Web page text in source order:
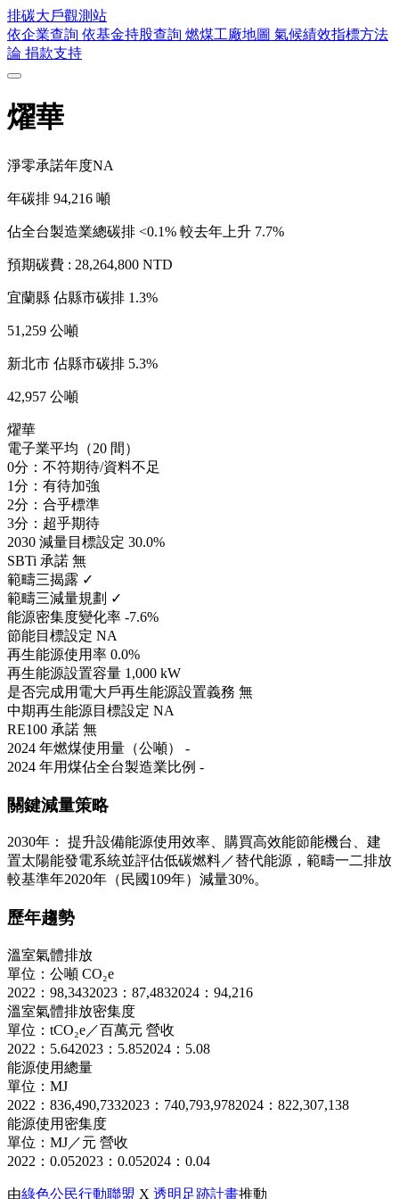
排碳大戶觀測站
依企業查詢 依基金持股查詢 燃煤工廠地圖 氣候績效指標方法
論 捐款支持
燿華
淨零承諾年度NA
年碳排 94,216 噸
佔全台製造業總碳排 <0.1% 較去年上升 7.7%
預期碳費 : 28,264,800 NTD
宜蘭縣 佔縣市碳排 1.3%
51,259 公噸
新北市 佔縣市碳排 5.3%
42,957 公噸
燿華
電子業平均（20 間）
0分：不符期待/資料不足
1分：有待加強
2分：合乎標準
3分：超乎期待
2030 減量目標設定 30.0%
SBTi 承諾 無
範疇三揭露 ✓
範疇三減量規劃 ✓
能源密集度變化率 -7.6%
節能目標設定 NA
再生能源使用率 0.0%
再生能源設置容量 1,000 kW
是否完成用電大戶再生能源設置義務 無
中期再生能源目標設定 NA
RE100 承諾 無
2024 年燃煤使用量（公噸） -
2024 年用煤佔全台製造業比例 -
關鍵減量策略
2030年： 提升設備能源使用效率、購買高效能節能機台、建
置太陽能發電系統並評估低碳燃料／替代能源，範疇一二排放
較基準年2020年（民國109年）減量30%。
歷年趨勢
溫室氣體排放
單位：公噸 CO₂e
2022：98,3432023：87,4832024：94,216
溫室氣體排放密集度
單位：tCO₂e／百萬元 營收
2022：5.642023：5.852024：5.08
能源使用總量
單位：MJ
2022：836,490,7332023：740,793,9782024：822,307,138
能源使用密集度
單位：MJ／元 營收
2022：0.052023：0.052024：0.04
由綠色公民行動聯盟 X 透明足跡計畫推動